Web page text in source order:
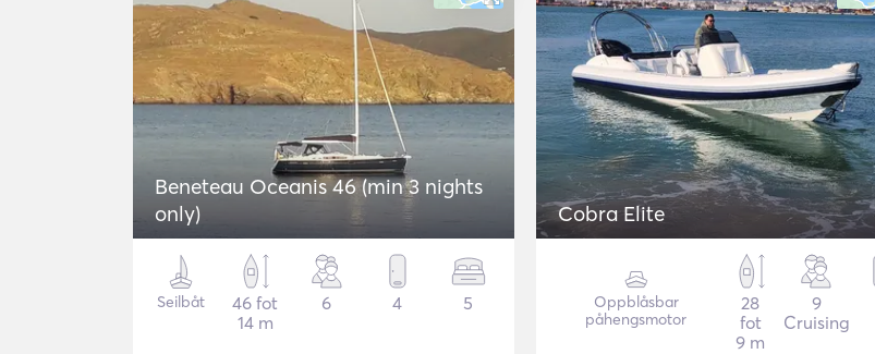
Beneteau Oceanis 46 (min 3 nights
only)
Seilbåt
46 fot
14 m
6 4 5
Cobra Elite
Oppblåsbar
påhengsmotor
28
fot
9 m
9
Cruising